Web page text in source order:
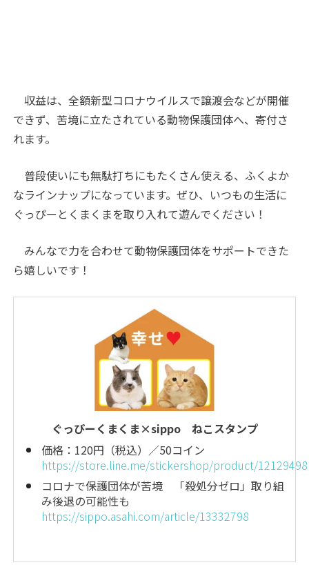
収益は、全額新型コロナウイルスで譲渡会などが開催
できず、苦境に立たされている動物保護団体へ、寄付さ
れます。
普段使いにも無駄打ちにもたくさん使える、ふくよか
なラインナップになっています。ぜひ、いつもの生活に
ぐっぴーとくまくまを取り入れて遊んでください！
みんなで力を合わせて動物保護団体をサポートできた
ら嬉しいです！
ぐっぴーくまくま×sippo ねこスタンプ
価格：120円（税込）／50コイン
https://store.line.me/stickershop/product/12129498
コロナで保護団体が苦境 「殺処分ゼロ」取り組
み後退の可能性も
https://sippo.asahi.com/article/13332798